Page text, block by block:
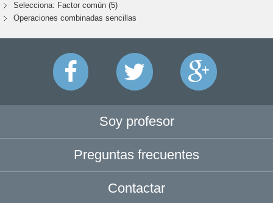
Selecciona: Factor común (5)
Operaciones combinadas sencillas
Soy profesor
Preguntas frecuentes
Contactar